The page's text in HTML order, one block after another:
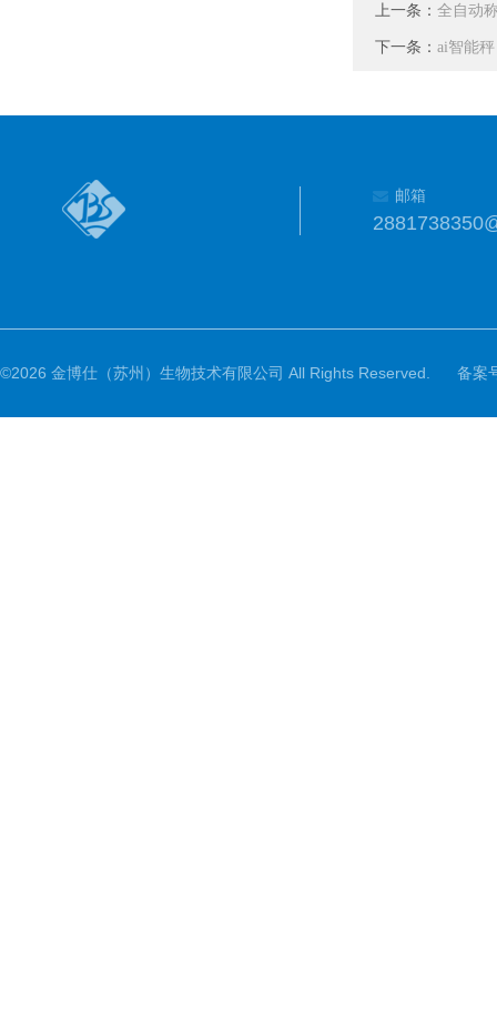
上一条： 全自动
下一条： ai智能秤
邮箱
©2026 金博仕（苏州）生物技术有限公司 All Rights Reserved. 备案